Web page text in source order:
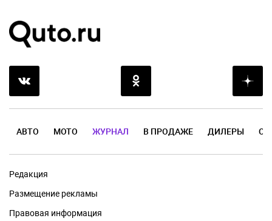
АВТО МОТО ЖУРНАЛ В ПРОДАЖЕ ДИЛЕРЫ
Редакция
Размещение рекламы
Правовая информация